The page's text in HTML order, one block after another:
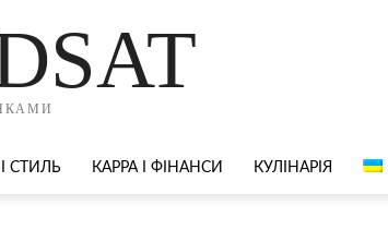
СТИЛЬ КАРРА І ФІНАНСИ КУЛІНАРІЯ